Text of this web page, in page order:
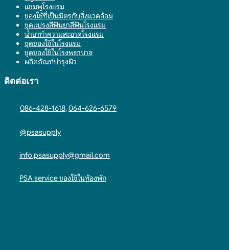
แชมพูโรงแรม
ของใช้ที่เป็นมิตรกับสิ่งแวดล้อม
ชุดแปรงสีฟันยาสีฟันโรงแรม
น้ำยาทำความสะอาดโรงแรม
ชุดของใช้ในโรงแรม
ชุดของใช้ในโรงพยาบาล
ผลิตภัณฑ์บำรุงผิว
ติดต่อเรา
086-428-1618,064-626-6579
@psasupply
info.psasupply@gmail.com
PSA service ของใช้ในห้องพัก